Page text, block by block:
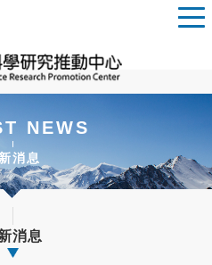
NEWS
消息
消息